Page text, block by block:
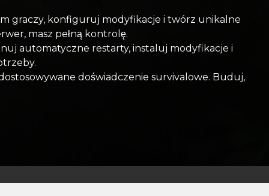
graczy, konfiguruj modyfikacje i twórz unikalne
masz pełną kontrolę.
automatyczne restarty, instaluj modyfikacje i
doświadczenie survivalowe. Buduj,